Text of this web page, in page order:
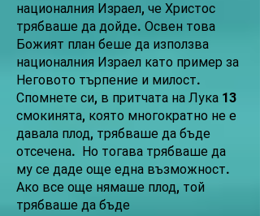
националния Израел, че Христос
трябваше да дойде. Освен това
Божият план беше да използва
националния Израел като пример за
Неговото търпение и милост.
Спомнете си, в притчата на Лука 13
смокинята, която многократно не е
давала плод, трябваше да бъде
отсечена. Но тогава трябваше да
му се даде още една възможност.
Ако все още нямаше плод, той
трябваше да бъде